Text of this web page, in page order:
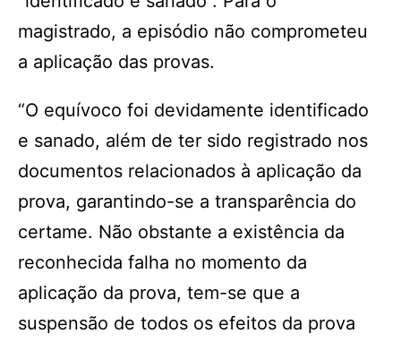
magistrado, a episódio não comprometeu
a aplicação das provas.
“O equívoco foi devidamente identificado
e sanado, além de ter sido registrado nos
documentos relacionados à aplicação da
prova, garantindo-se a transparência do
certame. Não obstante a existência da
reconhecida falha no momento da
aplicação da prova, tem-se que a
suspensão de todos os efeitos da prova